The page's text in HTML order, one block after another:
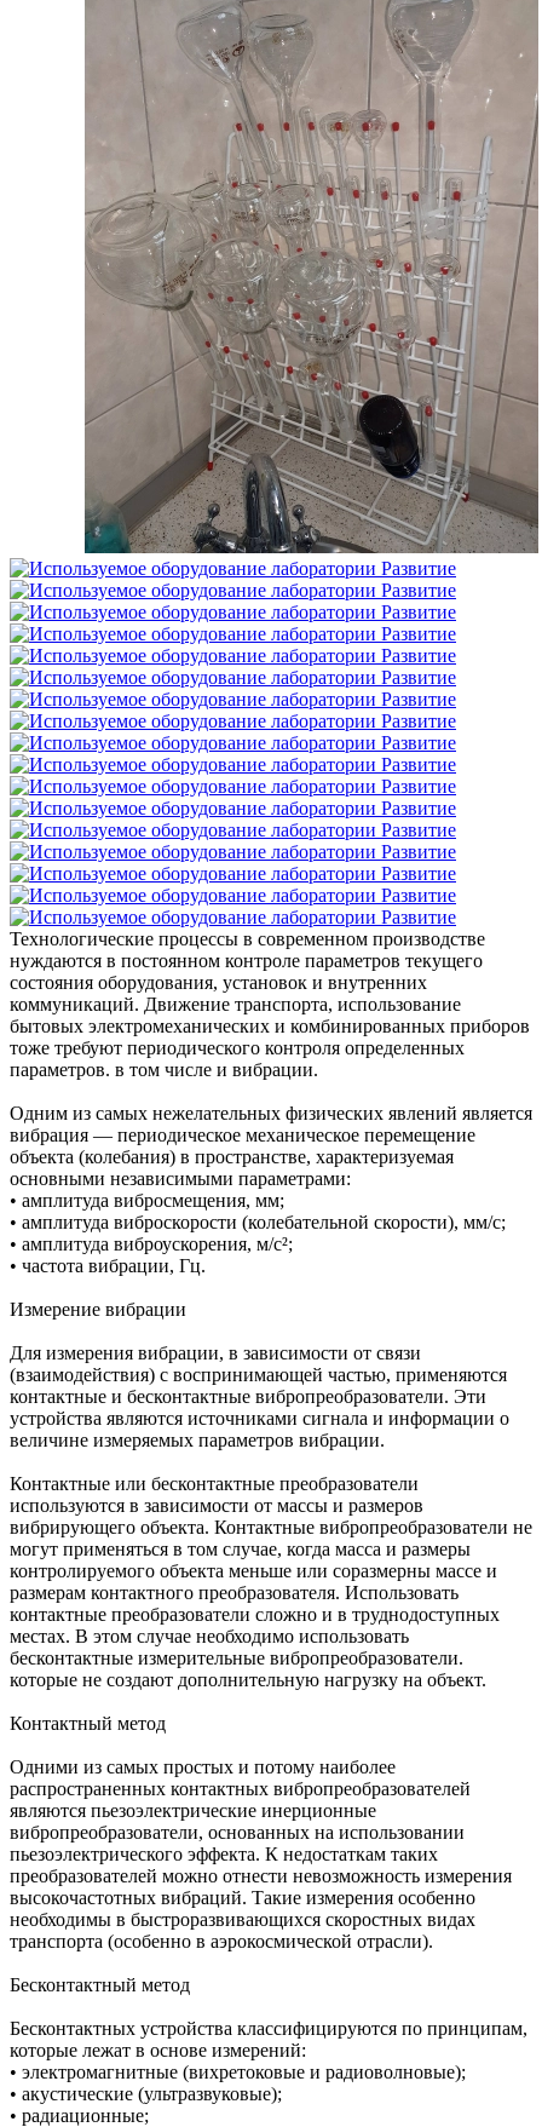
Технологические процессы в современном производстве
нуждаются в постоянном контроле параметров текущего
состояния оборудования, установок и внутренних
коммуникаций. Движение транспорта, использование
бытовых электромеханических и комбинированных приборов
тоже требуют периодического контроля определенных
параметров. в том числе и вибрации.
Одним из самых нежелательных физических явлений является
вибрация — периодическое механическое перемещение
объекта (колебания) в пространстве, характеризуемая
основными независимыми параметрами:
• амплитуда вибросмещения, мм;
• амплитуда виброскорости (колебательной скорости), мм/с;
• амплитуда виброускорения, м/с²;
• частота вибрации, Гц.
Измерение вибрации
Для измерения вибрации, в зависимости от связи
(взаимодействия) с воспринимающей частью, применяются
контактные и бесконтактные вибропреобразователи. Эти
устройства являются источниками сигнала и информации о
величине измеряемых параметров вибрации.
Контактные или бесконтактные преобразователи
используются в зависимости от массы и размеров
вибрирующего объекта. Контактные вибропреобразователи не
могут применяться в том случае, когда масса и размеры
контролируемого объекта меньше или соразмерны массе и
размерам контактного преобразователя. Использовать
контактные преобразователи сложно и в труднодоступных
местах. В этом случае необходимо использовать
бесконтактные измерительные вибропреобразователи.
которые не создают дополнительную нагрузку на объект.
Контактный метод
Одними из самых простых и потому наиболее
распространенных контактных вибропреобразователей
являются пьезоэлектрические инерционные
вибропреобразователи, основанных на использовании
пьезоэлектрического эффекта. К недостаткам таких
преобразователей можно отнести невозможность измерения
высокочастотных вибраций. Такие измерения особенно
необходимы в быстроразвивающихся скоростных видах
транспорта (особенно в аэрокосмической отрасли).
Бесконтактный метод
Бесконтактных устройства классифицируются по принципам,
которые лежат в основе измерений:
• электромагнитные (вихретоковые и радиоволновые);
• акустические (ультразвуковые);
• радиационные;